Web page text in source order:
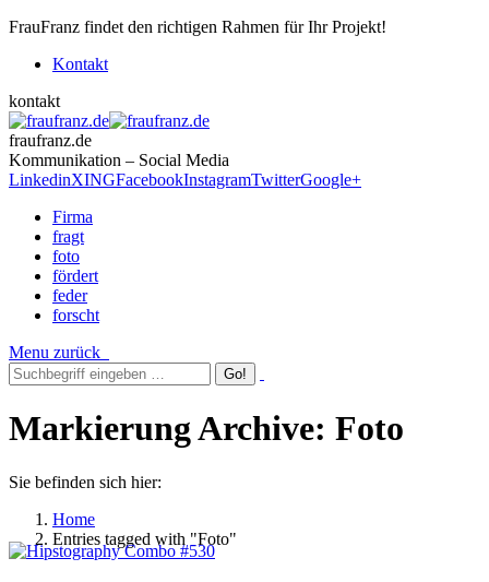
FrauFranz findet den richtigen Rahmen für Ihr Projekt!
Kontakt
kontakt
fraufranz.de
Kommunikation – Social Media
LinkedinXINGFacebookInstagramTwitterGoogle+
Firma
fragt
foto
fördert
feder
forscht
Menu zurück
Markierung Archive: Foto
Sie befinden sich hier:
Home
Entries tagged with "Foto"